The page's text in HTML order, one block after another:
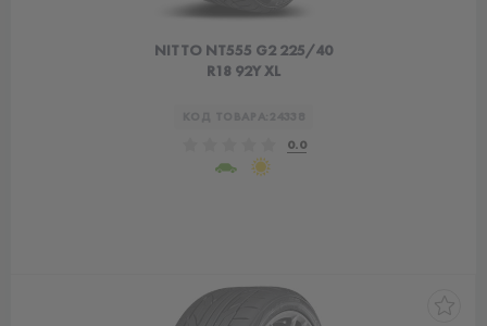
NITTO NT555 G2 225/40
R18 92Y XL
0.0